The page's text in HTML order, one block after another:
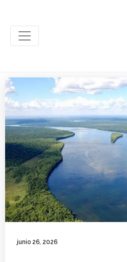
junio 26, 2026